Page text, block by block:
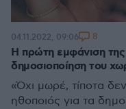
Η πρώτη εμφάνιση
δημοσιοποίηση του
«Όχι μωρέ, τίποτα
ηθοποιός για τα
04.11.2022, 09:06 8